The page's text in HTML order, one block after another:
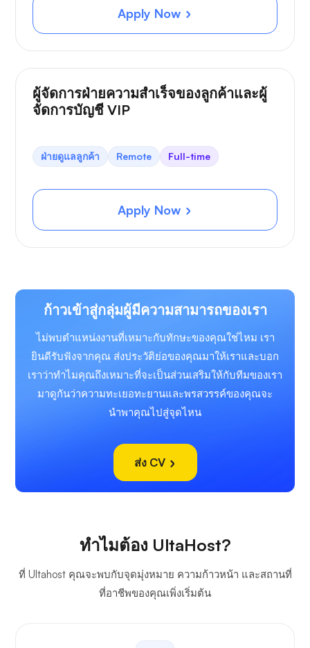
Apply Now
ผู้จัดการฝ่ายความสำเร็จของลูกค้าและผู้
จัดการบัญชี VIP
ฝ่ายดูแลลูกค้า Remote Full-time
Apply Now
ก้าวเข้าสู่กลุ่มผู้มีความสามารถของเรา
ไม่พบตำแหน่งงานที่เหมาะกับทักษะของคุณใช่ไหม เรา
ยินดีรับฟังจากคุณ ส่งประวัติย่อของคุณมาให้เราและบอก
เราว่าทำไมคุณถึงเหมาะที่จะเป็นส่วนเสริมให้กับทีมของเรา
มาดูกันว่าความทะเยอทะยานและพรสวรรค์ของคุณจะ
นำพาคุณไปสู่จุดไหน
ส่ง CV
ทำไมต้อง UltaHost?
ที่ Ultahost คุณจะพบกับจุดมุ่งหมาย ความก้าวหน้า และสถานที่
ที่อาชีพของคุณเพิ่งเริ่มต้น